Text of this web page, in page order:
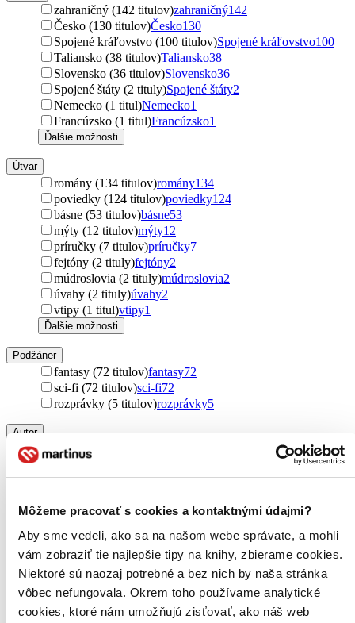
Môžeme pracovať s cookies a kontaktnými údajmi?
Aby sme vedeli, ako sa na našom webe správate, a mohli
vám zobraziť tie najlepšie tipy na knihy, zbierame cookies.
Niektoré sú naozaj potrebné a bez nich by naša stránka
vôbec nefungovala. Okrem toho používame analytické
cookies, ktoré nám umožňujú zisťovať, ako náš web
zahraničný (142 titulov)zahraničný142
Česko (130 titulov)Česko130
Spojené kráľovstvo (100 titulov)Spojené kráľovstvo100
Taliansko (38 titulov)Taliansko38
Slovensko (36 titulov)Slovensko36
Spojené štáty (2 tituly)Spojené štáty2
Nemecko (1 titul)Nemecko1
Francúzsko (1 titul)Francúzsko1
Ďalšie možnosti
Útvar
romány (134 titulov)romány134
poviedky (124 titulov)poviedky124
básne (53 titulov)básne53
mýty (12 titulov)mýty12
príručky (7 titulov)príručky7
fejtóny (2 tituly)fejtóny2
múdroslovia (2 tituly)múdroslovia2
úvahy (2 tituly)úvahy2
vtipy (1 titul)vtipy1
Ďalšie možnosti
Podžáner
fantasy (72 titulov)fantasy72
sci-fi (72 titulov)sci-fi72
rozprávky (5 titulov)rozprávky5
Autor
Douglas Adams (72 titulov)
72
Jan Neruda (28 titulov)Jan Neruda28
William Shakespeare (14 titulov)William Shakespeare
Jiří Žáček (12 titulov)
Jiří Žáček
Stephen Fry (12 titulov)Stephen Fry 12
Carlo Goldoni (7 titulov)Carlo Goldoni7
PewDiePie (7 titulov)PewDiePie7
Zdeněk Svěrák (6 titulov)Zdeněk Svěrák6
Karel Havlíček Borovský (6 titulov) Karel Havlíček